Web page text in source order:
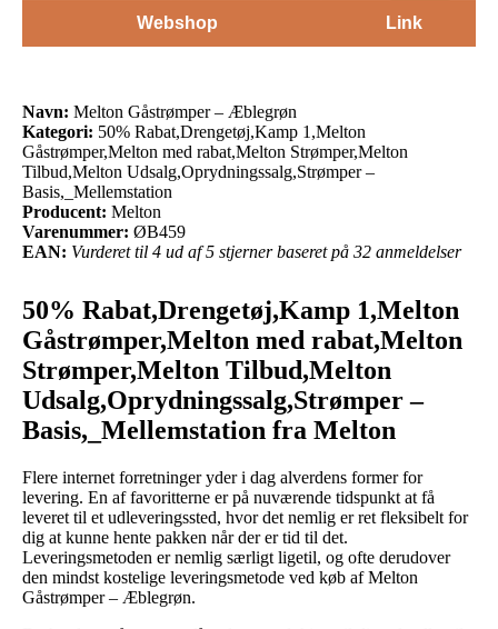
Webshop
Link
Navn: Melton Gåstrømper – Æblegrøn
Kategori: 50% Rabat,Drengetøj,Kamp 1,Melton
Gåstrømper,Melton med rabat,Melton Strømper,Melton
Tilbud,Melton Udsalg,Oprydningssalg,Strømper –
Basis,_Mellemstation
Producent: Melton
Varenummer: ØB459
EAN: Vurderet til 4 ud af 5 stjerner baseret på 32 anmeldelser
50% Rabat,Drengetøj,Kamp 1,Melton
Gåstrømper,Melton med rabat,Melton
Strømper,Melton Tilbud,Melton
Udsalg,Oprydningssalg,Strømper –
Basis,_Mellemstation fra Melton
Flere internet forretninger yder i dag alverdens former for
levering. En af favoritterne er på nuværende tidspunkt at få
leveret til et udleveringssted, hvor det nemlig er ret fleksibelt for
dig at kunne hente pakken når der er tid til det.
Leveringsmetoden er nemlig særligt ligetil, og ofte derudover
den mindst kostelige leveringsmetode ved køb af Melton
Gåstrømper – Æblegrøn.